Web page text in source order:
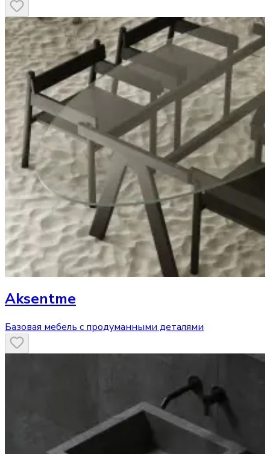
Aksentme
Базовая мебель с продуманными деталями